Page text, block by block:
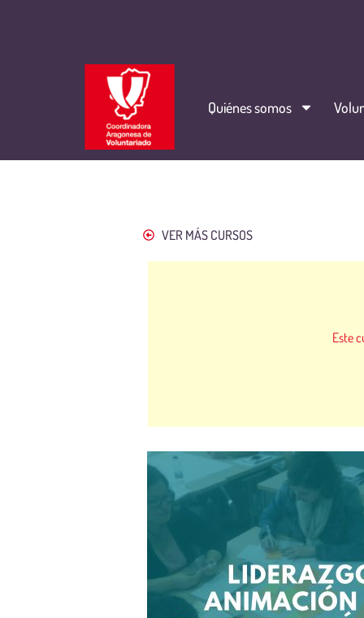
Quiénes somos
VER MÁS CURSOS
Este